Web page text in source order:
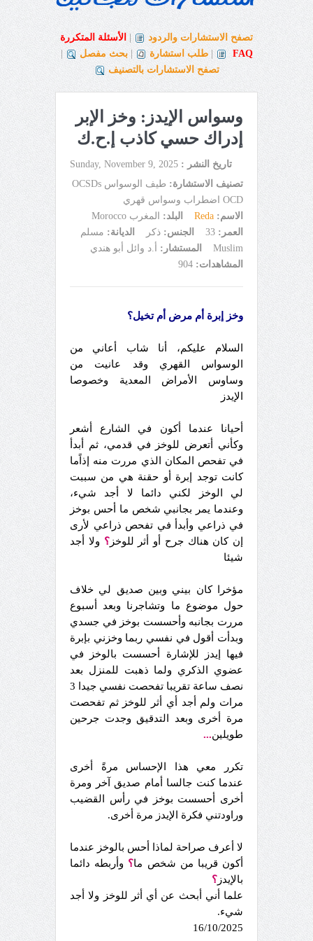
تصفح الاستشارات والردود
الأسئلة المتكررة
FAQ
طلب استشارة بحث مفصل
تصفح الاستشارات بالتصنيف
وسواس الإيدز: وخز الإبر
إدراك حسي كاذب إ.ح.ك
تاريخ النشر : Sunday, November 9, 2025
تصنيف الاستشارة:
طيف الوسواس OCSDs
OCD اضطراب وسواس قهري
الاسم: Reda البلد:
المغرب Morocco
العمر: 33 الجنس: ذكر الديانة: مسلم
Muslim
المستشار:
أ.د وائل أبو هندي
المشاهدات: 904
وخز إبرة أم مرض أم تخيل؟
السلام عليكم، أنا شاب أعاني من
الوسواس القهري وقد عانيت من
وساوس الأمراض المعدية وخصوصا
الإيدز
أحيانا عندما أكون في الشارع أشعر
وكأني أتعرض للوخز في قدمي، ثم أبدأ
في تفحص المكان الذي مررت منه إذاًما
كانت توجد إبرة أو حقنة هي من سببت
لي الوخز لكني دائما لا أجد شيء،
وعندما يمر بجانبي شخص ما أحس بوخز
في ذراعي وأبدأ في تفحص ذراعي لأرى
إن كان هناك جرح أو أثر للوخز؟ ولا أجد
شيئا
مؤخرا كان بيني وبين صديق لي خلاف
حول موضوع ما وتشاجرنا وبعد أسبوع
مررت بجانبه وأحسست بوخز في جسدي
وبدأت أقول في نفسي ربما وخزني بإبرة
فيها إيدز للإشارة أحسست بالوخز في
عضوي الذكري ولما ذهبت للمنزل بعد
نصف ساعة تقريبا تفحصت نفسي جيدا 3
مرات ولم أجد أي أثر للوخز ثم تفحصت
مرة أخرى وبعد التدقيق وجدت جرحين
طويلين...
تكرر معي هذا الإحساس مرةً أخرى
عندما كنت جالسا أمام صديق آخر ومرة
أخرى أحسست بوخز في رأس القضيب
وراودتني فكرة الإيدز مرة أخرى.
لا أعرف صراحة لماذا أحس بالوخز عندما
أكون قريبا من شخص ما؟ وأربطه دائما
بالإيدز ؟
علما أني أبحث عن أي أثر للوخز ولا أجد
شيء.
16/10/2025